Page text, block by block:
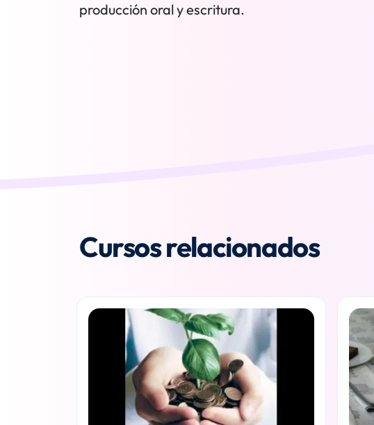
producción oral y escritura.
Cursos relacionados